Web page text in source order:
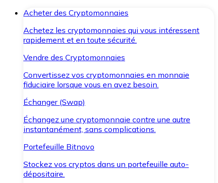
Acheter des Cryptomonnaies
Achetez les cryptomonnaies qui vous intéressent
rapidement et en toute sécurité.
Vendre des Cryptomonnaies
Convertissez vos cryptomonnaies en monnaie
fiduciaire lorsque vous en avez besoin.
Échanger (Swap)
Échangez une cryptomonnaie contre une autre
instantanément, sans complications.
Portefeuille Bitnovo
Stockez vos cryptos dans un portefeuille auto-
dépositaire.